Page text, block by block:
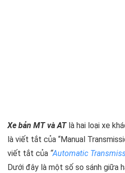
Xe bản MT và AT là hai loại xe
là viết tắt của “Manual
viết tắt của “Automatic
Dưới đây là một số so sánh giữa